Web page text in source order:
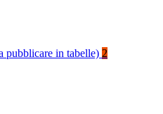
pubblicare in tabelle) 2